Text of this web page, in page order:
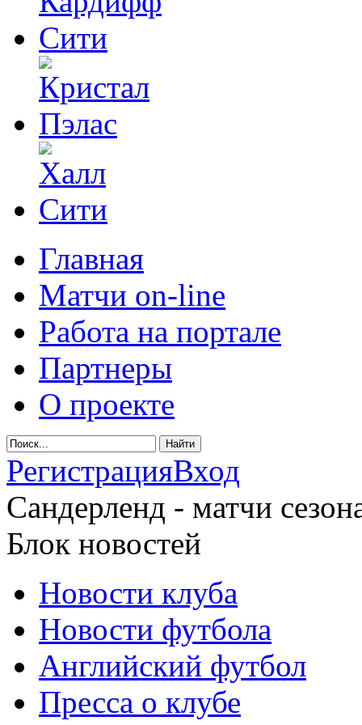
Главная
Матчи on-line
Работа на портале
Партнеры
О проекте
РегистрацияВход
Сандерленд - матчи
Блок новостей
Новости клуба
Новости футбола
Английский футбол
Пресса о клубе